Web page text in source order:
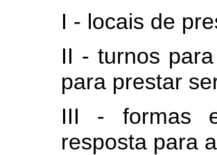
I - locais de
II - turnos
para prestar
III - formas
resposta para